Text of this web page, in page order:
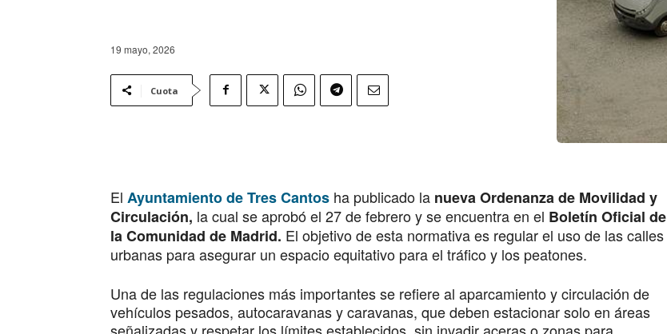
19 mayo, 2026
Cuota
El Ayuntamiento de Tres Cantos ha publicado la nueva Ordenanza de Movilidad y
Circulación, la cual se aprobó el 27 de febrero y se encuentra en el Boletín Oficial de
la Comunidad de Madrid. El objetivo de esta normativa es regular el uso de las calles
urbanas para asegurar un espacio equitativo para el tráfico y los peatones.
Una de las regulaciones más importantes se refiere al aparcamiento y circulación de
vehículos pesados, autocaravanas y caravanas, que deben estacionar solo en áreas